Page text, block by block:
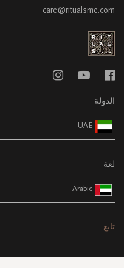
care@ritualsme.com
الدولة
UAE
لغة
Arabic
تابع